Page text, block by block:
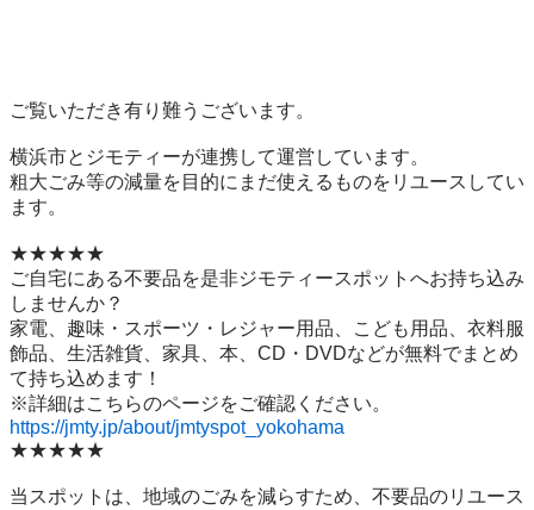
ご覧いただき有り難うございます。
横浜市とジモティーが連携して運営しています。
粗⼤ごみ等の減量を⽬的にまだ使えるものをリユースしてい
ます。
★★★★★
ご自宅にある不要品を是非ジモティースポットへお持ち込み
しませんか？
家電、趣味・スポーツ・レジャー用品、こども用品、衣料服
飾品、生活雑貨、家具、本、CD・DVDなどが無料でまとめ
て持ち込めます！
https://jmty.jp/about/jmtyspot_yokohama
★★★★★
当スポットは、地域のごみを減らすため、不要品のリユース